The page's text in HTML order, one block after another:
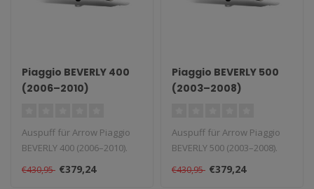
Piaggio BEVERLY 400
(2006–2010)
Auspuff für Arrow Piaggio
BEVERLY 400 (2006–2010).
Lieferzeit: 1–4 Wochen...
€430,95 €379,24
Piaggio BEVERLY 500
(2003–2008)
Auspuff für Arrow Piaggio
BEVERLY 500 (2003–2008).
Lieferzeit: 1–4 Wochen...
€430,95 €379,24